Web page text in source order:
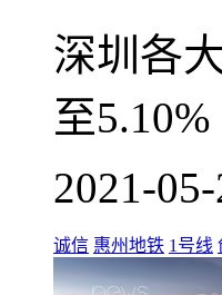
深圳各
至5.10%
2021-
诚信 惠州地铁 1号线